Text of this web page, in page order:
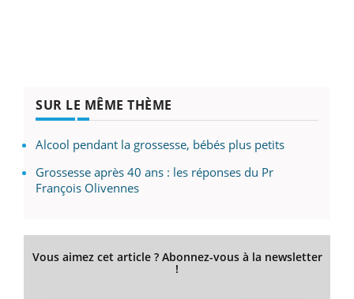
SUR LE MÊME THÈME
Alcool pendant la grossesse, bébés plus petits
Grossesse après 40 ans : les réponses du Pr
François Olivennes
Vous aimez cet article ? Abonnez-vous à la newsletter
!